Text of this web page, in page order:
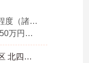
月収 25.0万円～程度（諸手当込） 常勤・3年経験モデル
年収 300万円～350万円程度（諸手当込） 常勤・3年モデル
北海道 札幌市東区 北四十三条東6-1-14